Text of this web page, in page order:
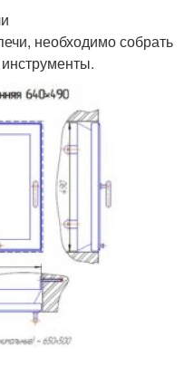
необходимо собрать